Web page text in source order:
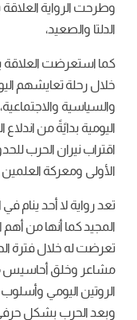
وطرحت الرواية
الدلتا والصعيد،
كما استعرضت العلاقة
خلال رحلة تعايشهم
والسياسية
اليومية بدايًةً من اندلاع
اقتراب نيران الحرب
الأولى ومعركة العلمين
تعد رواية لا أحد ينام
المجيد كما أنها من أهم
تعرضت له خلال فترة
مشاعر وخلق أحاسيس
الروتين اليومي
وبعد الحرب بشكل